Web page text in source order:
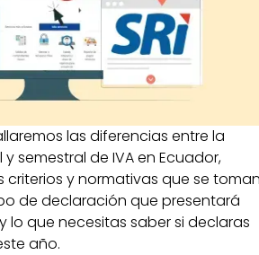
las diferencias entre la
semestral de IVA en Ecuador,
criterios y normativas que se
de declaración que presentará
que necesitas saber si declaras
año.